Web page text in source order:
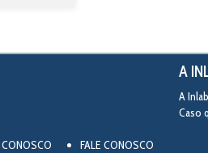
A
A
Caso
FALE CONOSCO